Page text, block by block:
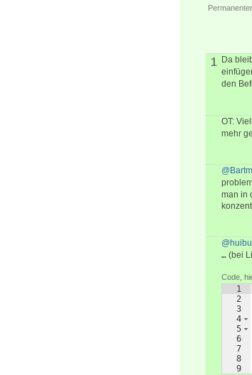
1 Da
den
OT:
mehr
man in
… (bei
Code,
1
2
3
4
5
6
7
8
9